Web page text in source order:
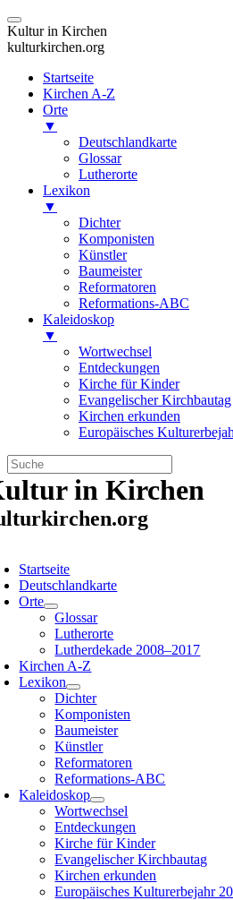
Kultur in Kirchen
kulturkirchen.org
Startseite
Kirchen A-Z
Orte
▼
Deutschlandkarte
Glossar
Lutherorte
Lexikon
▼
Dichter
Komponisten
Künstler
Baumeister
Reformatoren
Reformations-ABC
Kaleidoskop
▼
Wortwechsel
Entdeckungen
Kirche für Kinder
Evangelischer Kirchbautag
Kirchen erkunden
Europäisches
Zum
Inhalt
springen
in Kirchen
Startseite
Deutschlandkarte
Orte
Glossar
Lutherorte
Lutherdekade 2008–2017
Kirchen A-Z
Lexikon
Dichter
Komponisten
Baumeister
Künstler
Reformatoren
Reformations-ABC
Kaleidoskop
Wortwechsel
Entdeckungen
Kirche für Kinder
Evangelischer Kirchbautag
Kirchen erkunden
Europäisches Kulturerbejahr